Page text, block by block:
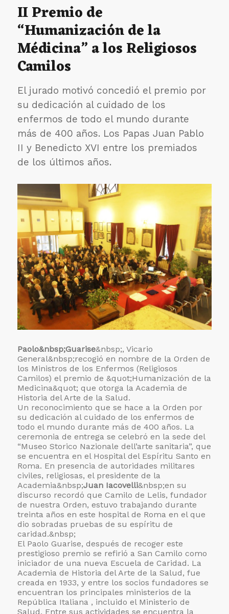
de
2013
II Premio de
“Humanización de la
Médicina” a los Religiosos
Camilos
El jurado motivó concedió el premio por
su dedicación al cuidado de los
enfermos de todo el mundo durante
más de 400 años. Los Papas Juan Pablo
II y Benedicto XVI entre los premiados
de los últimos años.
Paolo&nbsp;Guarise&nbsp;, Vicario
General&nbsp;recogió en nombre de la Orden de
los Ministros de los Enfermos (Religiosos
Camilos) el premio de &quot;Humanización de la
Medicina&quot; que otorga la Academia de
Historia del Arte de la Salud.
Un reconocimiento que se hace a la Orden por
su dedicación al cuidado de los enfermos de
todo el mundo durante más de 400 años. La
ceremonia de entrega se celebró en la sede del
“Museo Storico Nazionale dell’arte sanitaria”, que
se encuentra en el Hospital del Espíritu Santo en
Roma. En presencia de autoridades militares
civiles, religiosas, el presidente de la
Academia&nbsp;Juan Iacovelli&nbsp;en su
discurso recordó que Camilo de Lelis, fundador
de nuestra Orden, estuvo trabajando durante
treinta años en este hospital de Roma en el que
dio sobradas pruebas de su espíritu de
caridad.&nbsp;
El Paolo Guarise, después de recoger este
prestigioso premio se refirió a San Camilo como
iniciador de una nueva Escuela de Caridad. La
Academia de Historia del Arte de la Salud, fue
creada en 1933, y entre los socios fundadores se
encuentran los principales ministerios de la
República Italiana , incluido el Ministerio de
Salud. Entre sus actividades se encuentra la